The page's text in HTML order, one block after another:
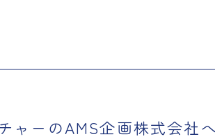
ャーのAMS企画株式会社